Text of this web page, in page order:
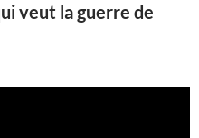
veut la guerre de